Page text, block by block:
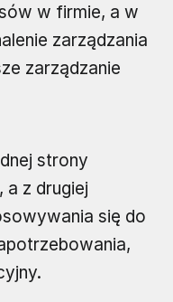
w firmie, a w
zarządzania
zarządzanie
strony
a z drugiej
się do